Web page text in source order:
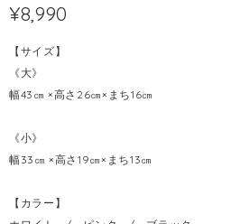
¥8,990
【サイズ】
《大》
幅43㎝ ×高さ26㎝×まち16㎝
《小》
幅33㎝ ×高さ19㎝×まち13㎝
【カラー】